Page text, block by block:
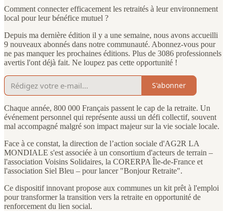
Comment connecter efficacement les retraités à leur environnement
local pour leur bénéfice mutuel ?
Depuis ma dernière édition il y a une semaine, nous avons accueilli
9 nouveaux abonnés dans notre communauté. Abonnez-vous pour
ne pas manquer les prochaines éditions. Plus de 3086 professionnels
avertis l'ont déjà fait. Ne loupez pas cette opportunité !
S'abonner
Chaque année, 800 000 Français passent le cap de la retraite. Un
événement personnel qui représente aussi un défi collectif, souvent
mal accompagné malgré son impact majeur sur la vie sociale locale.
Face à ce constat, la direction de l’action sociale d'AG2R LA
MONDIALE s'est associée à un consortium d'acteurs de terrain –
l'association Voisins Solidaires, la CORERPA Île-de-France et
l'association Siel Bleu – pour lancer "Bonjour Retraite".
Ce dispositif innovant propose aux communes un kit prêt à l'emploi
pour transformer la transition vers la retraite en opportunité de
renforcement du lien social.